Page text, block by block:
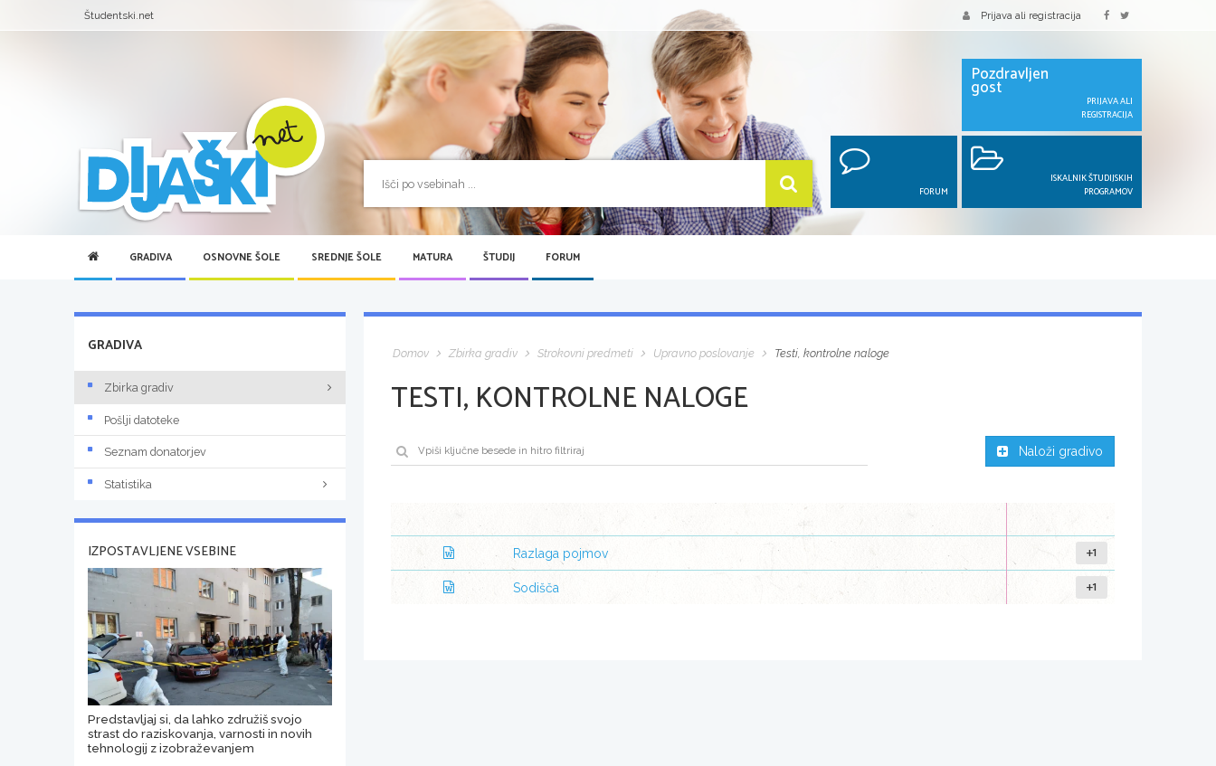
Študentski.net Prijava ali registracija
Pozdravljen
gost
PRIJAVA ALI
REGISTRACIJA
FORUM
ISKALNIK ŠTUDIJSKIH
PROGRAMOV
GRADIVA OSNOVNE ŠOLE SREDNJE ŠOLE MATURA ŠTUDIJ FORUM
Domov Zbirka gradiv Strokovni predmeti Upravno poslovanje Testi, kontrolne naloge
TESTI, KONTROLNE NALOGE
Naloži gradivo
Razlaga pojmov +1
Sodišča +1
GRADIVA
Zbirka gradiv
Pošlji datoteke
Seznam donatorjev
Statistika
IZPOSTAVLJENE VSEBINE
Predstavljaj si, da lahko združiš svojo
strast do raziskovanja, varnosti in novih
tehnologij z izobraževanjem